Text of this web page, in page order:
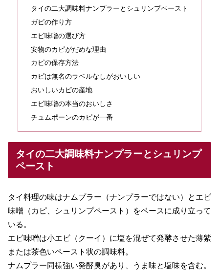
タイの二大調味料ナンプラーとシュリンプペースト
ガピの作り方
エビ味噌の選び方
安物のカピがだめな理由
カピの保存方法
カピは無名のラベルなしがおいしい
おいしいカピの産地
エビ味噌の本当のおいしさ
チュムポーンのカピが一番
タイの二大調味料ナンプラーとシュリンプ
ペースト
タイ料理の味はナムプラー（ナンプラーではない）とエビ
味噌（カピ、シュリンプペースト）をベースに成り立って
いる。
エビ味噌は小エビ（クーイ）に塩を混ぜて発酵させた薄紫
または茶色いペースト状の調味料。
ナムプラー同様強い発酵臭があり、うま味と塩味を含む。